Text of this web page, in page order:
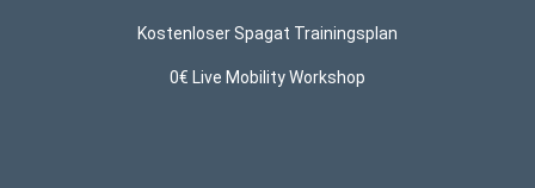
Kostenloser Spagat Trainingsplan
0€ Live Mobility Workshop